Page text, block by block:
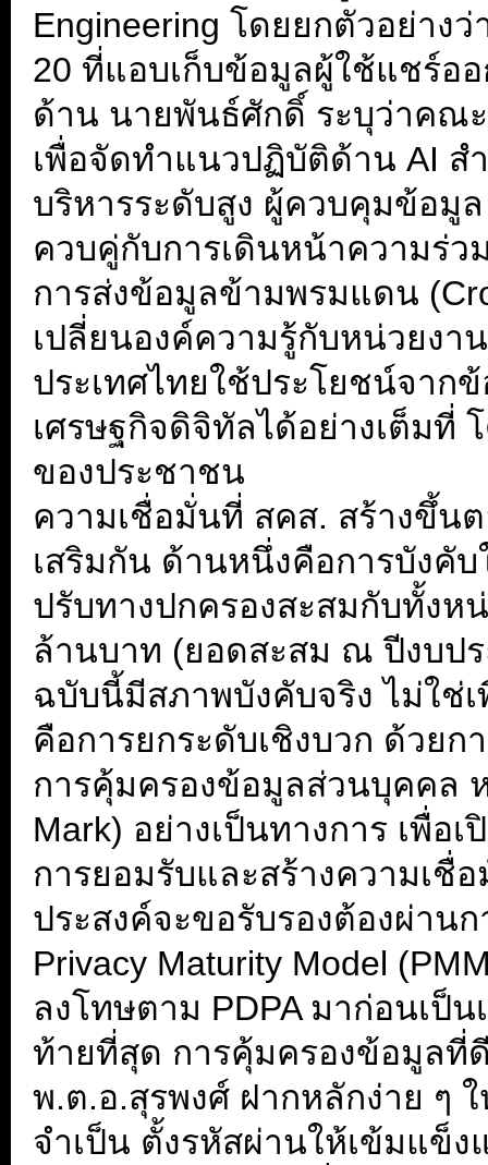
Engineering โดยยกตัวอย่าง
20 ที่แอบเก็บข้อมูลผู้ใช้แชร์อ
ด้าน นายพันธ์ศักดิ์ ระบุว่าคณ
เพื่อจัดทำแนวปฏิบัติด้าน AI ส
บริหารระดับสูง ผู้ควบคุมข้อมู
ควบคู่กับการเดินหน้าความร่ว
การส่งข้อมูลข้ามพรมแดน
เปลี่ยนองค์ความรู้กับหน่วยงา
ประเทศไทยใช้ประโยชน์จาก
เศรษฐกิจดิจิทัลได้อย่างเต็มที่
ของประชาชน
ความเชื่อมั่นที่ สคส. สร้างขึ้น
เสริมกัน ด้านหนึ่งคือการบังคั
ปรับทางปกครองสะสมกับทั้งห
ล้านบาท (ยอดสะสม ณ ปีงบป
ฉบับนี้มีสภาพบังคับจริง ไม่ใช่
คือการยกระดับเชิงบวก ด้วยก
การคุ้มครองข้อมูลส่วนบุคคล
Mark) อย่างเป็นทางการ เพื่อ
การยอมรับและสร้างความเ
ประสงค์จะขอรับรองต้องผ่าน
Privacy Maturity Model
ลงโทษตาม PDPA มาก่อนเป็น
ท้ายที่สุด การคุ้มครองข้อมูลที่
พ.ต.อ.สุรพงศ์ ฝากหลักง่าย ๆ
จำเป็น ตั้งรหัสผ่านให้เข้มแข็ง